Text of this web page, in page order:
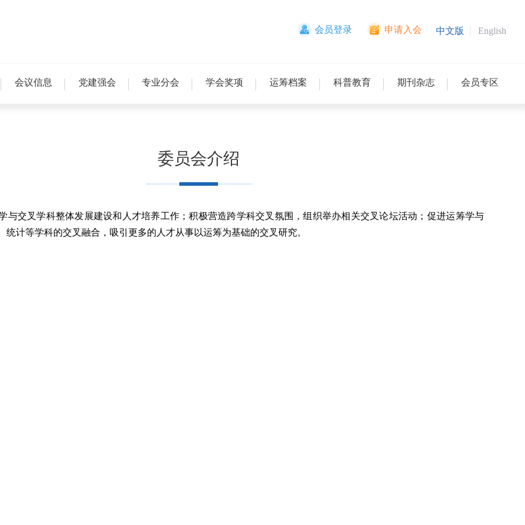
会员登录 申请入会 中文版 English
会议信息 党建强会 专业分会 学会奖项 运筹档案 科普教育 期刊杂志 会员专区
委员会介绍
与交叉学科整体发展建设和人才培养工作；积极营造跨学科交叉氛围，组织举办相关交叉论坛活动；促进运筹学与
统计等学科的交叉融合，吸引更多的人才从事以运筹为基础的交叉研究。